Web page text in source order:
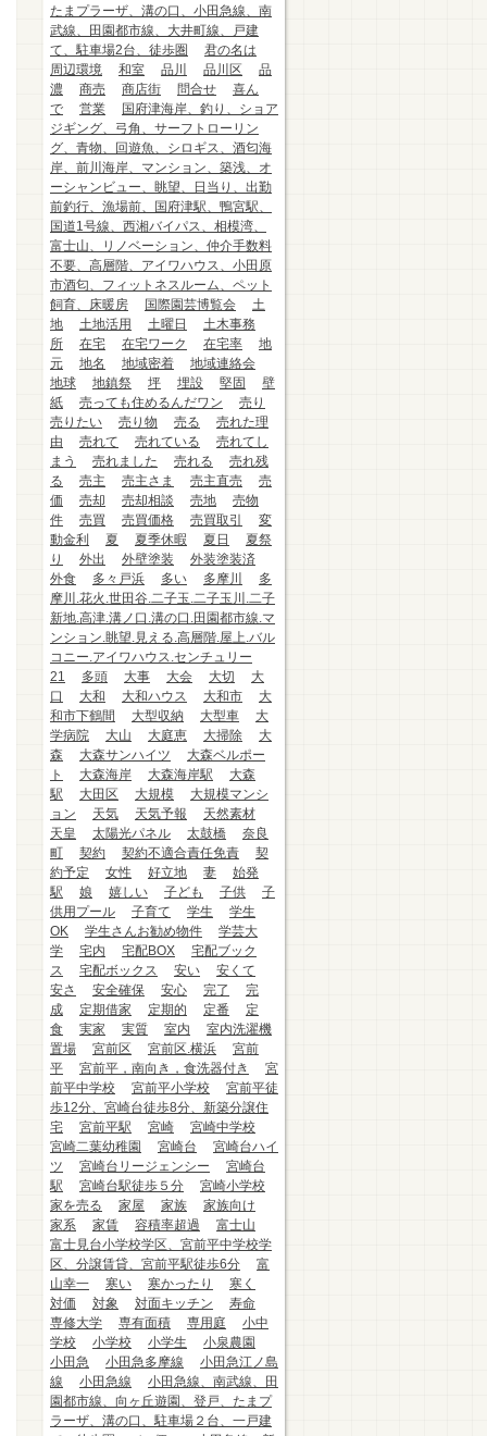
たまプラーザ、溝の口、小田急線、南
武線、田園都市線、大井町線、戸建
て、駐車場2台、徒歩圏
君の名は
周辺環境
和室 品川 品川区
品
濃
商売 商店街 問合せ
喜ん
で
営業
国府津海岸、釣り、ショア
ジギング、弓角、サーフトローリン
グ、青物、回遊魚、シロギス、酒匂海
岸、前川海岸、マンション、築浅、オ
ーシャンビュー、眺望、日当り、出勤
前釣行、漁場前、国府津駅、鴨宮駅、
国道1号線、西湘バイパス、相模湾、
富士山、リノベーション、仲介手数料
不要、高層階、アイワハウス、小田原
市酒匂、フィットネスルーム、ペット
飼育、床暖房
国際園芸博覧会
土
地
土地活用 土曜日
土木事務
所
在宅 在宅ワーク 在宅率
地
元
地名 地域密着
地域連絡会
地球
地鎮祭 坪 埋設 堅固
壁
紙
売っても住めるんだワン
売り
売りたい
売り物 売る
売れた理
由
売れて 売れている
売れてし
まう
売れました 売れる
売れ残
る
売主 売主さま 売主直売
売
価
売却 売却相談 売地
売物
件
売買 売買価格 売買取引
変
動金利
夏 夏季休暇 夏日
夏祭
り
外出 外壁塗装
外装塗装済
外食
多々戸浜 多い 多摩川
多
摩川.花火.世田谷.二子玉.二子玉川.二子
新地.高津.溝ノ口.溝の口.田園都市線.マ
ンション.眺望.見える.高層階.屋上.バル
コニー.アイワハウス.センチュリー
21
多頭 大事 大会 大切
大
口
大和 大和ハウス 大和市
大
和市下鶴間
大型収納 大型車
大
学病院
大山 大庭恵 大掃除
大
森
大森サンハイツ
大森ベルポー
ト
大森海岸 大森海岸駅
大森
駅
大田区 大規模
大規模マンシ
ョン
天気 天気予報
天然素材
天皇
太陽光パネル 太鼓橋
奈良
町
契約 契約不適合責任免責
契
約予定
女性 好立地 妻
始発
駅
娘 嬉しい 子ども 子供
子
供用プール
子育て 学生
学生
OK
学生さんお勧め物件
学芸大
学
宅内 宅配BOX
宅配ブック
ス
宅配ボックス 安い
安くて
安さ
安全確保 安心 完了
完
成
定期借家 定期的 定番
定
食
実家 実質 室内
室内洗濯機
置場
宮前区 宮前区.横浜
宮前
平
宮前平，南向き，食洗器付き
宮
前平中学校
宮前平小学校
宮前平徒
歩12分、宮崎台徒歩8分、新築分譲住
宅
宮前平駅 宮崎
宮崎中学校
宮崎二葉幼稚園
宮崎台
宮崎台ハイ
ツ
宮崎台リージェンシー
宮崎台
駅
宮崎台駅徒歩５分
宮崎小学校
家を売る
家屋 家族
家族向け
家系
家賃 容積率超過
富士山
富士見台小学校学区、宮前平中学校学
区、分譲賃貸、宮前平駅徒歩6分
富
山幸一
寒い 寒かったり
寒く
対価
対象 対面キッチン
寿命
専修大学
専有面積 専用庭
小中
学校
小学校 小学生
小泉農園
小田急
小田急多摩線
小田急江ノ島
線
小田急線
小田急線、南武線、田
園都市線、向ヶ丘遊園、登戸、たまプ
ラーザ、溝の口、駐車場２台、一戸建